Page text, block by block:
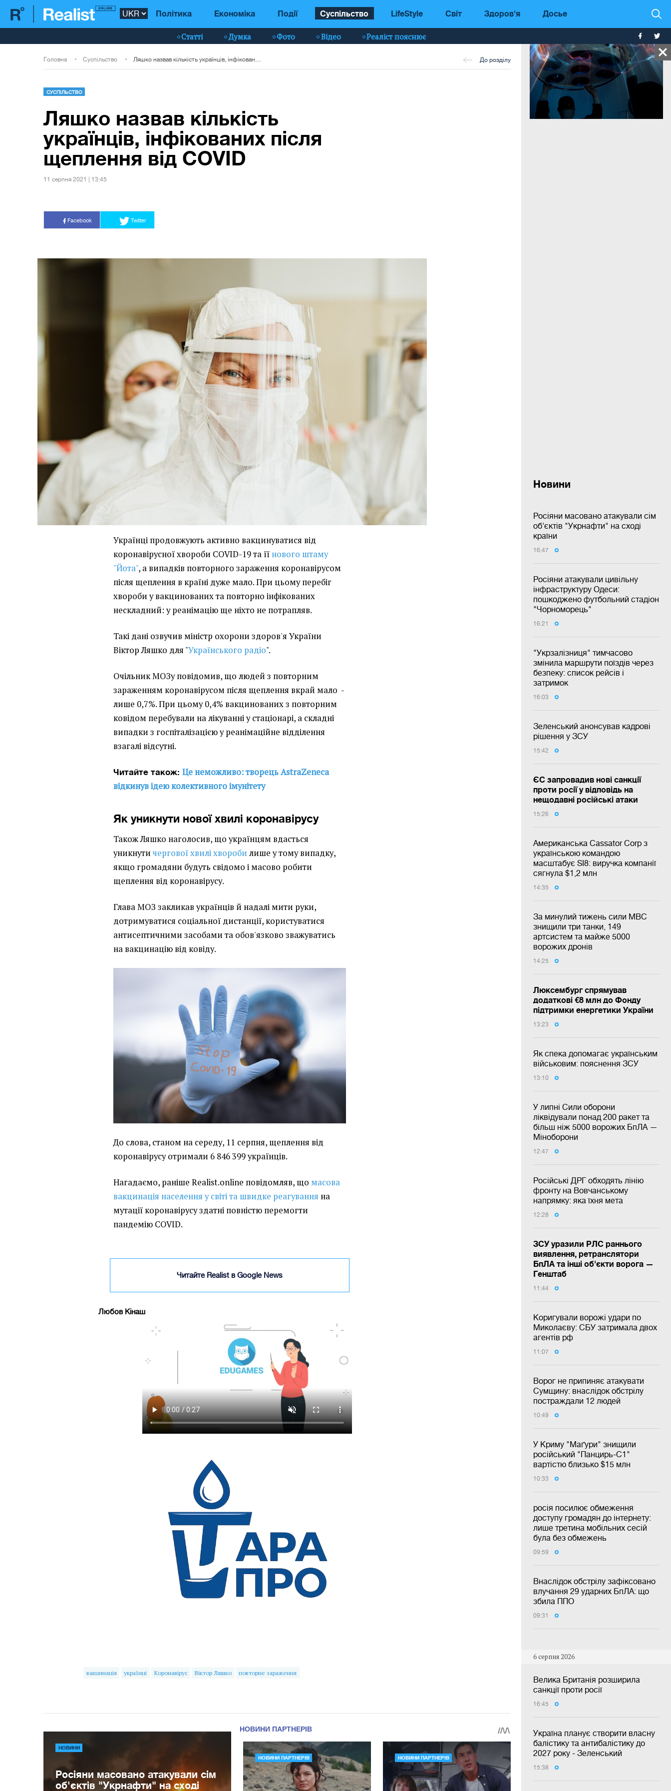
Політика Економіка Події Суспільство LifeStyle Світ Здоров'я Досье
Статті Думка Фото Відео Реаліст пояснює
Новини
Росіяни масовано атакували сім
об'єктів "Укрнафти" на сході
країни
16:47
Росіяни атакували цивільну
інфраструктуру Одеси:
пошкоджено футбольний стадіон
"Чорноморець"
16:21
"Укрзалізниця" тимчасово
змінила маршрути поїздів через
безпеку: список рейсів і
затримок
16:03
Зеленський анонсував кадрові
рішення у ЗСУ
15:42
ЄС запровадив нові санкції
проти росії у відповідь на
нещодавні російські атаки
15:26
Американська Cassator Corp з
українською командою
масштабує SI8: виручка компанії
сягнула $1,2 млн
14:35
За минулий тижень сили МВС
знищили три танки, 149
артсистем та майже 5000
ворожих дронів
14:25
Люксембург спрямував
додаткові €8 млн до Фонду
підтримки енергетики України
13:23
Як спека допомагає українським
військовим: пояснення ЗСУ
13:10
У липні Сили оборони
ліквідували понад 200 ракет та
більш ніж 5000 ворожих БпЛА —
Міноборони
12:47
Російські ДРГ обходять лінію
фронту на Вовчанському
напрямку: яка їхня мета
12:28
ЗСУ уразили РЛС раннього
виявлення, ретранслятори
БпЛА та інші об'єкти ворога —
Генштаб
11:44
Коригували ворожі удари по
Миколаєву: СБУ затримала двох
агентів рф
11:07
Ворог не припиняє атакувати
Сумщину: внаслідок обстрілу
постраждали 12 людей
10:49
У Криму "Маґури" знищили
російський "Панцирь-С1"
вартістю близько $15 млн
10:33
росія посилює обмеження
доступу громадян до інтернету:
лише третина мобільних сесій
була без обмежень
09:59
Внаслідок обстрілу зафіксовано
влучання 29 ударних БпЛА: що
збила ППО
09:31
6 серпня 2026
Велика Британія розширила
санкції проти росії
16:45
Україна планує створити власну
балістику та антибалістику до
2027 року - Зеленський
15:38
Головна Суспільство До розділу
СУСПІЛЬСТВО
Ляшко назвав кількість
українців, інфікованих після
щеплення від COVID
11 серпня 2021 | 13:45
Facebook Twitter
Українці продовжують активно вакцинуватися від
коронавірусної хвороби COVID-19 та її нового штаму
"Йота", а випадків повторного зараження коронавірусом
після щеплення в країні дуже мало. При цьому перебіг
хвороби у вакцинованих та повторно інфікованих
нескладний: у реанімацію ще ніхто не потрапляв.
Такі дані озвучив міністр охорони здоров'я України
Віктор Ляшко для "Українського радіо".
Очільник МОЗу повідомив, що людей з повторним
зараженням коронавірусом після щеплення вкрай мало -
лише 0,7%. При цьому 0,4% вакцинованих з повторним
ковідом перебували на лікуванні у стаціонарі, а складні
випадки з госпіталізацією у реанімаційне відділення
взагалі відсутні.
Читайте також:Це неможливо: творець AstraZeneca
відкинув ідею колективного імунітету
Як уникнути нової хвилі коронавірусу
Також Ляшко наголосив, що українцям вдасться
уникнути чергової хвилі хвороби лише у тому випадку,
якщо громадяни будуть свідомо і масово робити
щеплення від коронавірусу.
Глава МОЗ закликав українців й надалі мити руки,
дотримуватися соціальної дистанції, користуватися
антисептичними засобами та обов'язково зважуватись
на вакцинацію від ковіду.
До слова, станом на середу, 11 серпня, щеплення від
коронавірусу отримали 6 846 399 українців.
Нагадаємо, раніше Realist.online повідомляв, що масова
вакцинація населення у світі та швидке реагування на
мутації коронавірусу здатні повністю перемогти
пандемію COVID.
Читайте Realist в Google News
Любов Кінаш
вакцинація українці Коронавірус Віктор Ляшко повторне зараження
НОВИНИ
Росіяни масовано атакували сім
об'єктів "Укрнафти" на сході